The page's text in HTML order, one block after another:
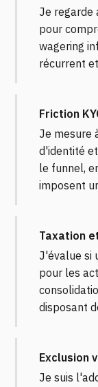
Je regarde
pour
wagering
récurrent
Friction
Je mesure
d'identité
le funnel,
imposent
Taxation
J'évalue si
pour les
disposant
Exclusion
Je suis